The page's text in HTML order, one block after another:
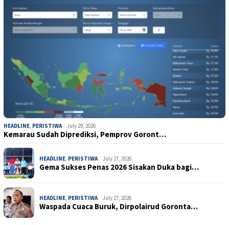
HEADLINE, PERISTIWA July 29, 2026
Kemarau Sudah Diprediksi, Pemprov Goront…
HEADLINE, PERISTIWA July 27, 2026
Gema Sukses Penas 2026 Sisakan Duka bagi…
HEADLINE, PERISTIWA July 27, 2026
Waspada Cuaca Buruk, Dirpolairud Goronta…